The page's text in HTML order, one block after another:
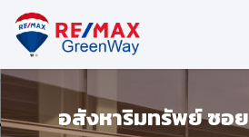
อสังหาริมทรัพย์ ซอ